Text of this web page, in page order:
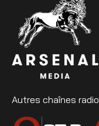
Autres chaînes radio